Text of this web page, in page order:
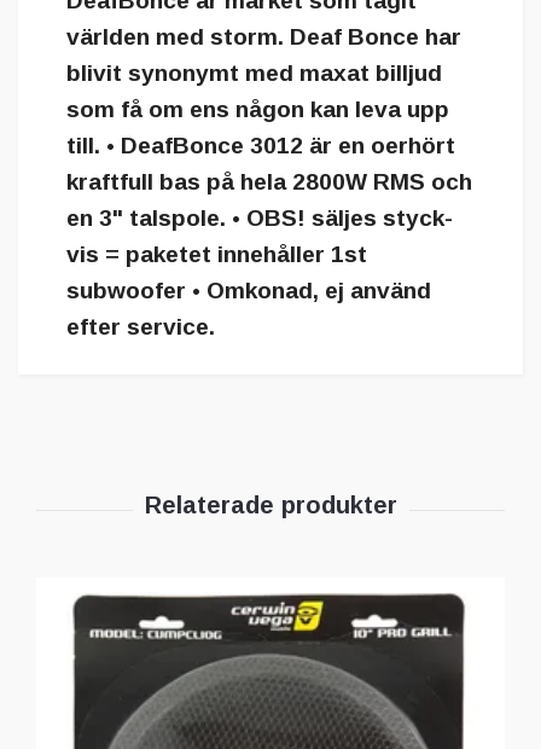
världen med storm. Deaf Bonce har
blivit synonymt med maxat billjud
som få om ens någon kan leva upp
till. • DeafBonce 3012 är en oerhört
kraftfull bas på hela 2800W RMS och
en 3" talspole. • OBS! säljes styck-
vis = paketet innehåller 1st
subwoofer • Omkonad, ej använd
efter service.